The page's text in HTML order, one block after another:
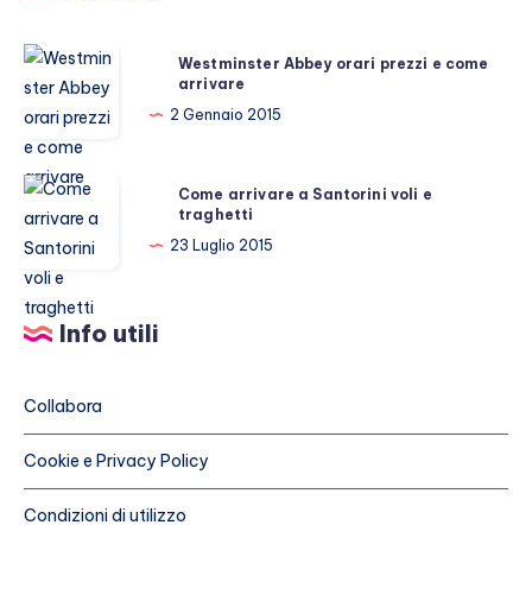
Westminster
Abbey
orari
prezzi
e
Westminster Abbey orari prezzi e come
arrivare
2 Gennaio 2015
Come
arrivare
a
Santorini
voli
e
Come arrivare a Santorini voli e
traghetti
23 Luglio 2015
Info utili
Collabora
Cookie e Privacy Policy
Condizioni di utilizzo